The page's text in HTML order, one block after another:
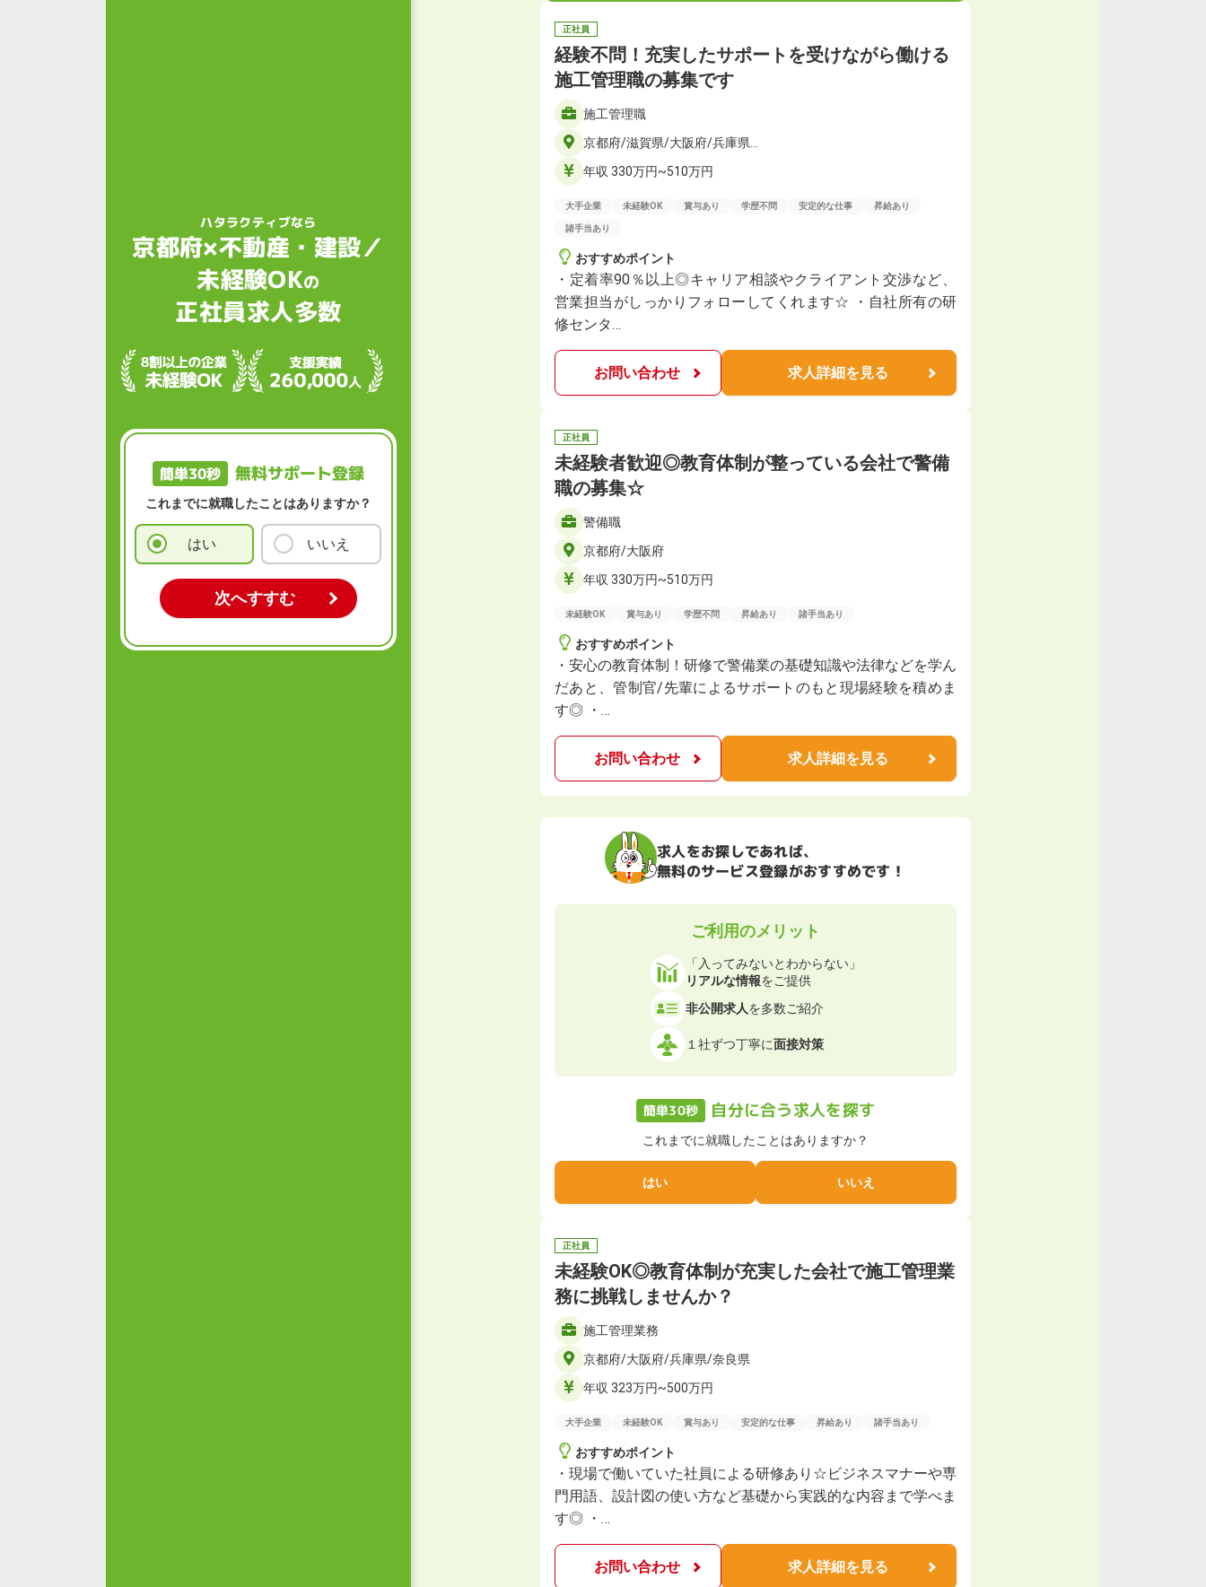
ハタラクティブなら
京都府×不動産・建設／
未経験OKの
正社員求人多数
簡単30秒 無料サポート登録
これまでに就職したことはありますか？
はい いいえ
正社員
経験不問！充実したサポートを受けながら働ける
施工管理職の募集です
施工管理職
京都府/滋賀県/大阪府/兵庫県…
年収 330万円~510万円
大手企業 未経験OK 賞与あり 学歴不問 安定的な仕事 昇給あり
諸手当あり
おすすめポイント
・定着率90％以上◎キャリア相談やクライアント交渉など、
営業担当がしっかりフォローしてくれます☆ ・自社所有の研
修センタ…
お問い合わせ 求人詳細を見る
正社員
未経験者歓迎◎教育体制が整っている会社で警備
職の募集☆
警備職
京都府/大阪府
年収 330万円~510万円
未経験OK 賞与あり 学歴不問 昇給あり 諸手当あり
おすすめポイント
・安心の教育体制！研修で警備業の基礎知識や法律などを学ん
だあと、管制官/先輩によるサポートのもと現場経験を積めま
す◎ ・…
お問い合わせ 求人詳細を見る
求人をお探しであれば、
無料のサービス登録がおすすめです！
ご利用のメリット
「入ってみないとわからない」
リアルな情報をご提供
非公開求人を多数ご紹介
１社ずつ丁寧に面接対策
簡単30秒 自分に合う求人を探す
これまでに就職したことはありますか？
はい いいえ
正社員
未経験OK◎教育体制が充実した会社で施工管理業
務に挑戦しませんか？
施工管理業務
京都府/大阪府/兵庫県/奈良県
年収 323万円~500万円
大手企業 未経験OK 賞与あり 安定的な仕事 昇給あり 諸手当あり
おすすめポイント
・現場で働いていた社員による研修あり☆ビジネスマナーや専
門用語、設計図の使い方など基礎から実践的な内容まで学べま
す◎ ・…
お問い合わせ 求人詳細を見る